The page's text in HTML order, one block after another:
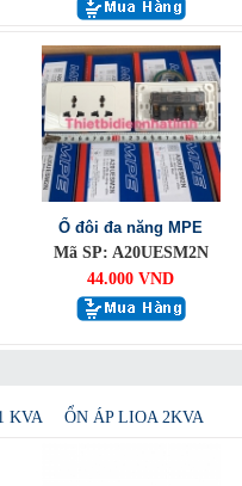
Ổ đôi đa năng MPE
Mã SP: A20UESM2N
44.000 VND
KVA ỔN ÁP LIOA 2KVA